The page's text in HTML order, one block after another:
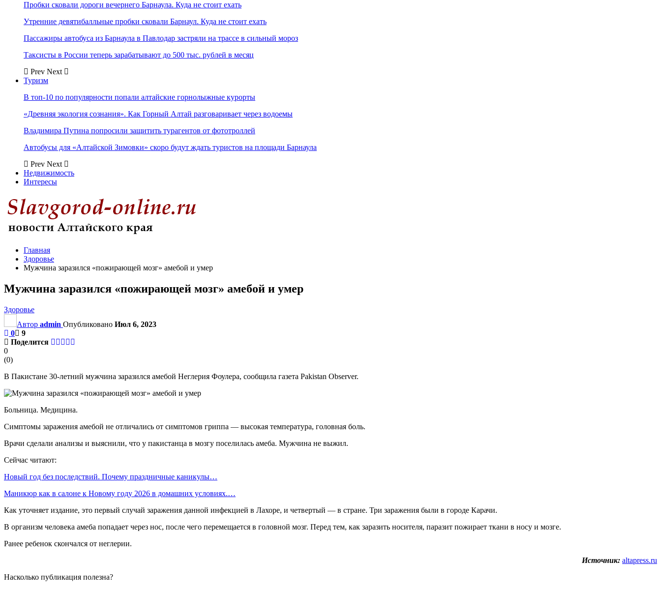
Пробки сковали дороги вечернего Барнаула. Куда не стоит ехать
Утренние девятибалльные пробки сковали Барнаул. Куда не стоит ехать
Пассажиры автобуса из Барнаула в Павлодар застряли на трассе в сильный мороз
Таксисты в России теперь зарабатывают до 500 тыс. рублей в месяц
Prev Next
Туризм
В топ-10 по популярности попали алтайские горнолыжные курорты
«Древняя экология сознания». Как Горный Алтай разговаривает через водоемы
Владимира Путина попросили защитить турагентов от фототроллей
Автобусы для «Алтайской Зимовки» скоро будут ждать туристов на площади Барнаула
Prev Next
Недвижимость
Интересы
Главная
Здоровье
Мужчина заразился «пожирающей мозг» амебой и умер
Мужчина заразился «пожирающей мозг» амебой и умер
Здоровье
Автор admin Опубликовано Июл 6, 2023
0
9
Поделится
0
(0)
В Пакистане 30-летний мужчина заразился амебой Неглерия Фоулера, сообщила газета Pakistan Observer.
Больница. Медицина.
Симптомы заражения амебой не отличались от симптомов гриппа — высокая температура, головная боль.
Врачи сделали анализы и выяснили, что у пакистанца в мозгу поселилась амеба. Мужчина не выжил.
Сейчас читают:
Новый год без последствий. Почему праздничные каникулы…
Маникюр как в салоне к Новому году 2026 в домашних условиях.…
Как уточняет издание, это первый случай заражения данной инфекцией в Лахоре, и четвертый — в стране. Три заражения были в городе Карачи.
В организм человека амеба попадает через нос, после чего перемещается в головной мозг. Перед тем, как заразить носителя, паразит пожирает ткани в носу и мозге.
Ранее ребенок скончался от неглерии.
Источник: altapress.ru
Насколько публикация полезна?